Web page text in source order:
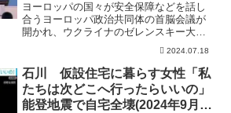
ヨーロッパの国々が安全保障などを話し
合うヨーロッパ政治共同体の首脳会議が
開かれ、ウクライナのゼレンスキー大統
領は「平和のために共同の努力が必要」
と各国に団結を訴えました。 イギリ
ス・オックスフォード近郊のブレナム宮
殿で18日、ロシアのウクラ...
2024.07.18
石川 仮設住宅に暮らす女性「私
たちは次どこへ行ったらいいの」
能登地震で自宅全壊(2024年9月